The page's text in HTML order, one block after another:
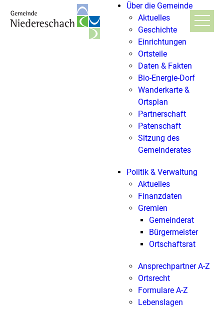
Über die Gemeinde
Aktuelles
Geschichte
Einrichtungen
Ortsteile
Daten & Fakten
Bio-Energie-Dorf
Wanderkarte &
Ortsplan
Partnerschaft
Patenschaft
Sitzung des
Gemeinderates
Politik & Verwaltung
Aktuelles
Finanzdaten
Gremien
Gemeinderat
Bürgermeister
Ortschaftsrat
Ansprechpartner A-Z
Ortsrecht
Formulare A-Z
Lebenslagen